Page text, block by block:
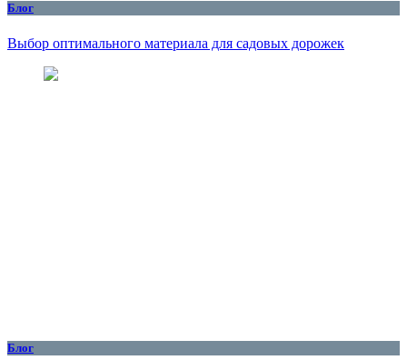
Блог
Выбор оптимального материала для садовых дорожек
Блог